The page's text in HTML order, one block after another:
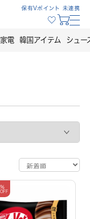
保有Vポイント 未連携
家電 韓国アイテム シュー